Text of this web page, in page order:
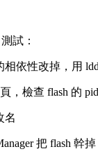
試：
相依性改掉，用
，檢查 flash 的 pid
名
把 flash 幹掉